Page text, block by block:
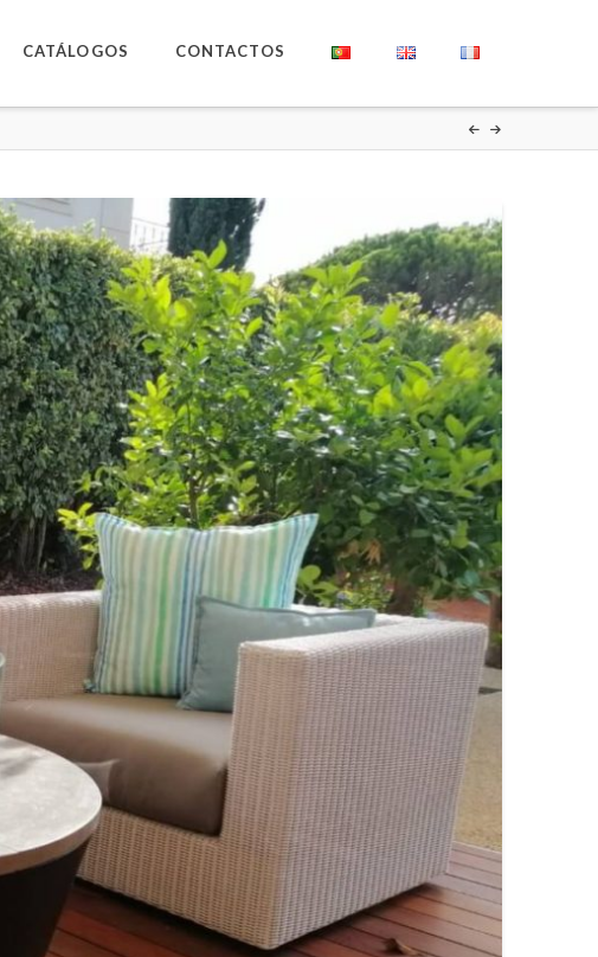
CATÁLOGOS CONTACTOS